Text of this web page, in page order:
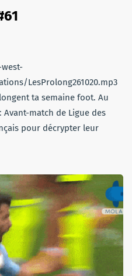
LesProlong261020.mp3
ta semaine foot. Au
match de Ligue des
pour décrypter leur